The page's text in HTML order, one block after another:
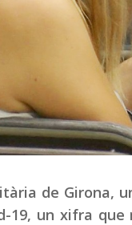
de Girona,
19, un xifra